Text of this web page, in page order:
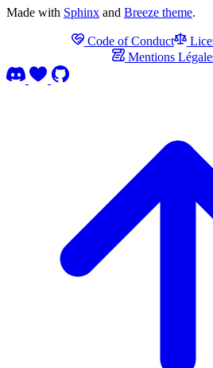
Made with Sphinx and Breeze theme.
Code of Conduct
Mentions